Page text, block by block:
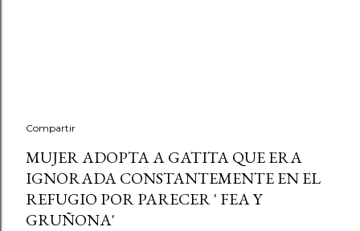
Compartir
MUJER ADOPTA A GATITA QUE ERA
IGNORADA CONSTANTEMENTE EN EL
REFUGIO POR PARECER ' FEA Y
GRUÑONA'